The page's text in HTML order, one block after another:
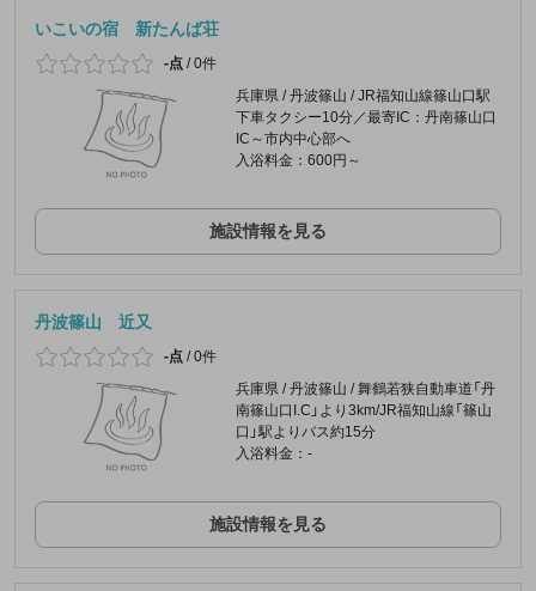
いこいの宿 新たんば荘
-点 /0件
兵庫県 / 丹波篠山 / JR福知山線篠山口駅
下車タクシー10分／最寄IC：丹南篠山口
IC～市内中心部へ
入浴料金：600円～
施設情報を見る
丹波篠山 近又
-点 /0件
兵庫県 / 丹波篠山 / 舞鶴若狭自動車道「丹
南篠山口I.C」より3km/JR福知山線「篠山
口」駅よりバス約15分
入浴料金：-
施設情報を見る